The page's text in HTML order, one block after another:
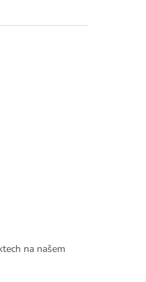
na našem